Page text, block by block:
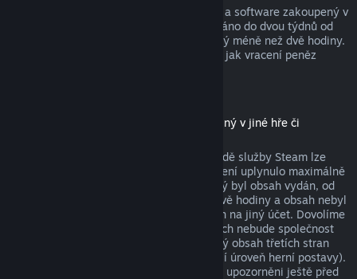
Služba Steam nabízí vrácení peněz za hry a software zakoupený v
obchodě Steam, pokud je o vrácení zažádáno do dvou týdnů od
zakoupení a uživatel měl produkt spuštěný méně než dvě hodiny.
Níže si můžete přečíst kompletní přehled, jak vracení peněz
(produkt z obchodu služby Steam použitelný v jiné hře či
Za stáhnutelný obsah zakoupený v obchodě služby Steam lze
získat peníze zpět, pokud od jeho zakoupení uplynulo maximálně
čtrnáct dní, uživatel měl produkt, pro který byl obsah vydán, od
zakoupení obsahu spuštěný maximálně dvě hodiny a obsah nebyl
nijak spotřebován, změněn nebo převeden na jiný účet. Dovolíme
si upozornit na fakt, že v určitých případech nebude společnost
Valve schopna vrátit peníze za stáhnutelný obsah třetích stran
(například pokud obsah nenávratně navýší úroveň herní postavy).
Na tyto výjimky budou uživatelé výslovně upozorněni ještě před